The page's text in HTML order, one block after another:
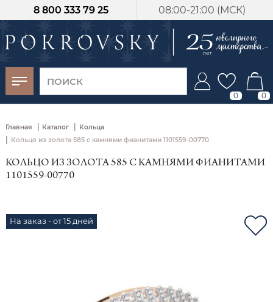
08:00-21:00 (МСК)
8 800 333 79 25
0 0
Главная | Каталог | Кольца
| Кольцо из золота 585 с камнями фианитами 1101559-00770
КОЛЬЦО ИЗ ЗОЛОТА 585 С КАМНЯМИ ФИАНИТАМИ
1101559-00770
На заказ - от 15 дней
-30%
от 15 дней с
момента оплаты